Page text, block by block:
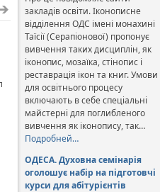
закладів освіти. Іконописне
відділення ОДС імені монахині
Таїсії (Серапіонової) пропонує
вивчення таких дисциплін, як
іконопис, мозаїка, стінопис і
реставрація ікон та книг. Умови
для освітнього процесу
включають в себе спеціальні
майстерні для поглибленого
вивчення як іконопису, так…
Подробней…
ОДЕСА. Духовна семінарія
оголошує набір на підготовчі
курси для абітурієнтів